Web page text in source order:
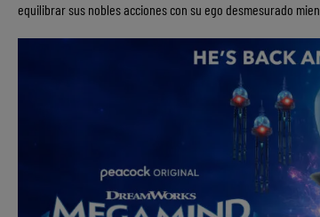
equilibrar sus nobles acciones con su ego desmesurado